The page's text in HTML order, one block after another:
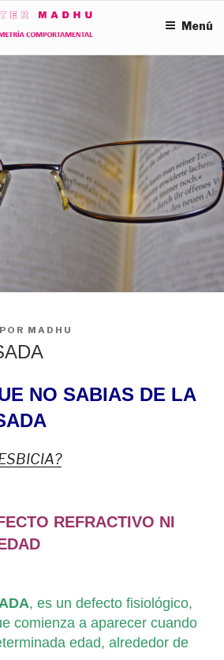
Menú
POR MADHU
NO SABIAS DE LA
REFRACTIVO NI
, es un defecto fisiológico,
comienza a aparecer cuando
edad, alrededor de